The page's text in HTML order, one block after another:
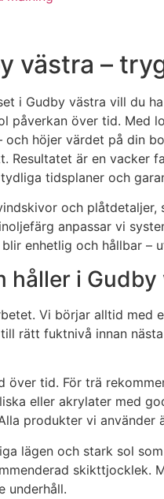
västra –
i Gudby västra vill du
påverkan över tid. Med
höjer värdet på din
Resultatet är en vacker
tidsplaner och
och
anpassar vi
enhetlig och hållbar –
håller i
Vi börjar alltid med
rätt fuktnivå innan
över tid. För trä
eller akrylater med
produkter vi använder
lägen och stark sol
skikttjocklek.
underhåll.